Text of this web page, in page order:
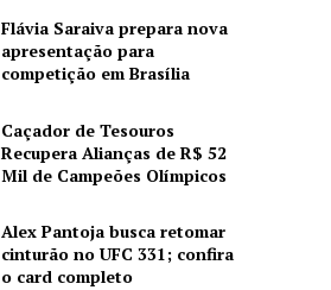
Flávia Saraiva prepara nova
apresentação para
competição em Brasília
Caçador de Tesouros
Recupera Alianças de R$ 52
Mil de Campeões Olímpicos
Alex Pantoja busca retomar
cinturão no UFC 331; confira
o card completo